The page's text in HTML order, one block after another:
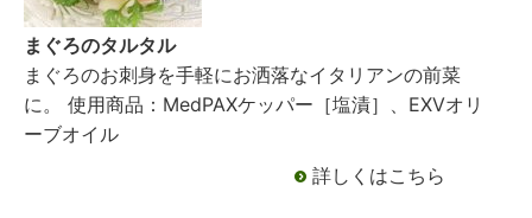
まぐろのタルタル
まぐろのお刺身を手軽にお洒落なイタリアンの前菜
に。 使用商品：MedPAXケッパー［塩漬］、EXVオリ
ーブオイル
詳しくはこちら